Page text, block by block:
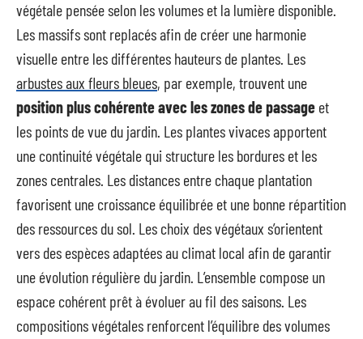
végétale pensée selon les volumes et la lumière disponible.
Les massifs sont replacés afin de créer une harmonie
visuelle entre les différentes hauteurs de plantes. Les
arbustes aux fleurs bleues, par exemple, trouvent une
position plus cohérente avec les zones de passage et
les points de vue du jardin. Les plantes vivaces apportent
une continuité végétale qui structure les bordures et les
zones centrales. Les distances entre chaque plantation
favorisent une croissance équilibrée et une bonne répartition
des ressources du sol. Les choix des végétaux s’orientent
vers des espèces adaptées au climat local afin de garantir
une évolution régulière du jardin. L’ensemble compose un
espace cohérent prêt à évoluer au fil des saisons. Les
compositions végétales renforcent l’équilibre des volumes